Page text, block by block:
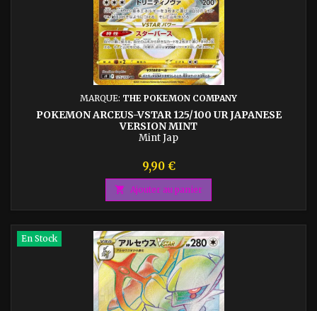
MARQUE: THE POKEMON COMPANY
POKEMON ARCEUS-VSTAR 125/100 UR JAPANESE
VERSION MINT
Mint Jap
Prix
9,90 €
 Ajouter au panier
En Stock